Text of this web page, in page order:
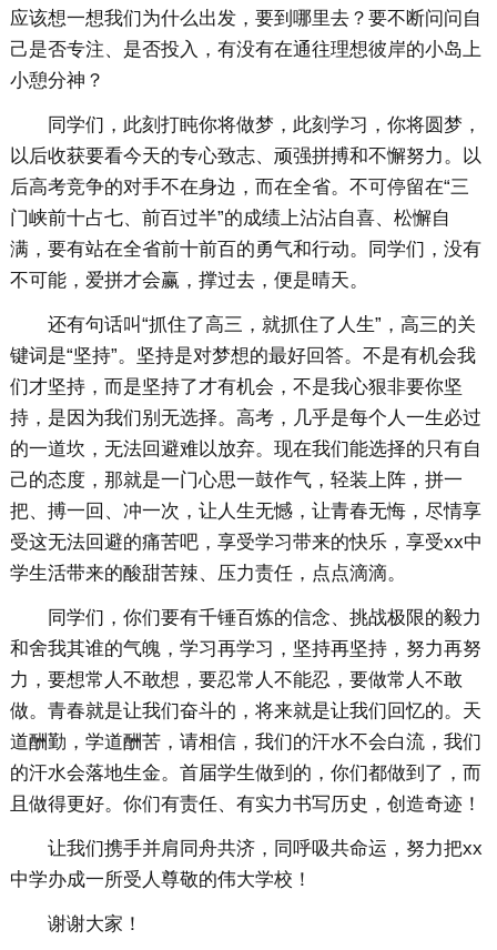
应该想一想我们为什么出发，要到哪里去？要不断问问自
己是否专注、是否投入，有没有在通往理想彼岸的小岛上
小憩分神？
同学们，此刻打盹你将做梦，此刻学习，你将圆梦，
以后收获要看今天的专心致志、顽强拼搏和不懈努力。以
后高考竞争的对手不在身边，而在全省。不可停留在“三
门峡前十占七、前百过半”的成绩上沾沾自喜、松懈自
满，要有站在全省前十前百的勇气和行动。同学们，没有
不可能，爱拼才会赢，撑过去，便是晴天。
还有句话叫“抓住了高三，就抓住了人生”，高三的关
键词是“坚持”。坚持是对梦想的最好回答。不是有机会我
们才坚持，而是坚持了才有机会，不是我心狠非要你坚
持，是因为我们别无选择。高考，几乎是每个人一生必过
的一道坎，无法回避难以放弃。现在我们能选择的只有自
己的态度，那就是一门心思一鼓作气，轻装上阵，拼一
把、搏一回、冲一次，让人生无憾，让青春无悔，尽情享
受这无法回避的痛苦吧，享受学习带来的快乐，享受xx中
学生活带来的酸甜苦辣、压力责任，点点滴滴。
同学们，你们要有千锤百炼的信念、挑战极限的毅力
和舍我其谁的气魄，学习再学习，坚持再坚持，努力再努
力，要想常人不敢想，要忍常人不能忍，要做常人不敢
做。青春就是让我们奋斗的，将来就是让我们回忆的。天
道酬勤，学道酬苦，请相信，我们的汗水不会白流，我们
的汗水会落地生金。首届学生做到的，你们都做到了，而
且做得更好。你们有责任、有实力书写历史，创造奇迹！
让我们携手并肩同舟共济，同呼吸共命运，努力把xx
中学办成一所受人尊敬的伟大学校！
谢谢大家！